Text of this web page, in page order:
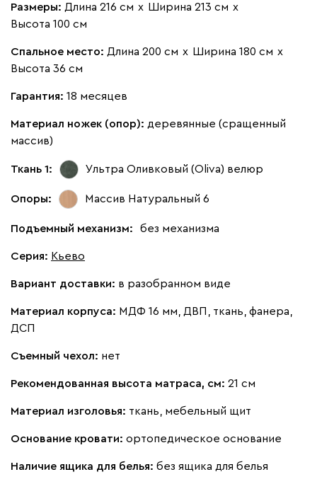
Размеры: Длина 216 см х Ширина 213 см х
Высота 100 см
Спальное место: Длина 200 см х Ширина 180 см х
Высота 36 см
Гарантия: 18 месяцев
Материал ножек (опор): деревянные (сращенный
массив)
Ткань 1: Ультра Оливковый (Oliva) велюр
Опоры: Массив Натуральный 6
Подъемный механизм: без механизма
Серия: Кьево
Вариант доставки: в разобранном виде
Материал корпуса: МДФ 16 мм, ДВП, ткань, фанера,
ДСП
Съемный чехол: нет
Рекомендованная высота матраса, см: 21 см
Материал изголовья: ткань, мебельный щит
Основание кровати: ортопедическое основание
Наличие ящика для белья: без ящика для белья